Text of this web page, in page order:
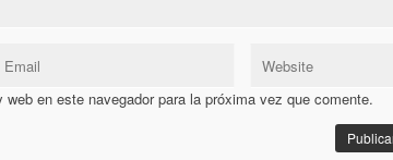
en este navegador para la próxima vez que comente.